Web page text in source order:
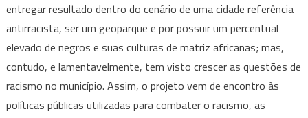
entregar resultado dentro do cenário de uma cidade referência
antirracista, ser um geoparque e por possuir um percentual
elevado de negros e suas culturas de matriz africanas; mas,
contudo, e lamentavelmente, tem visto crescer as questões de
racismo no município. Assim, o projeto vem de encontro às
políticas públicas utilizadas para combater o racismo, as